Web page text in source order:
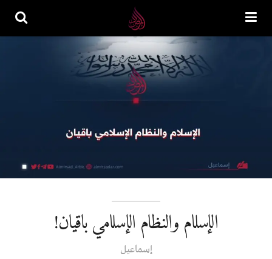
الإسلام والنظام الإسلامي باقيان!
إسماعيل